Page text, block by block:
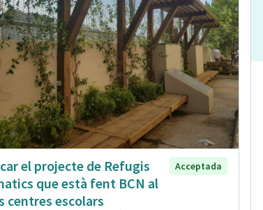
el projecte de Refugis
que està fent BCN al
centres escolars
Acceptada